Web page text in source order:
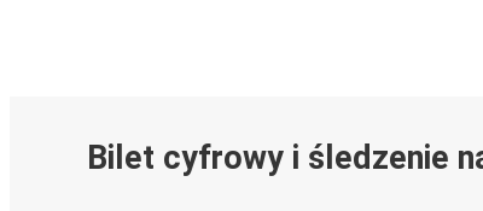
Bilet cyfrowy i śledzenie